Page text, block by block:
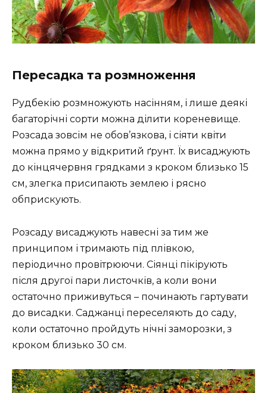
Пересадка та розмноження
Рудбекію розмножують насінням, і лише деякі
багаторічні сорти можна ділити кореневище.
Розсада зовсім не обов’язкова, і сіяти квіти
можна прямо у відкритий ґрунт. Їх висаджують
до кінцячервня грядками з кроком близько 15
см, злегка присипають землею і рясно
обприскують.
Розсаду висаджують навесні за тим же
принципом і тримають під плівкою,
періодично провітрюючи. Сіянці пікірують
після другої пари листочків, а коли вони
остаточно приживуться – починають гартувати
до висадки. Саджанці переселяють до саду,
коли остаточно пройдуть нічні заморозки, з
кроком близько 30 см.